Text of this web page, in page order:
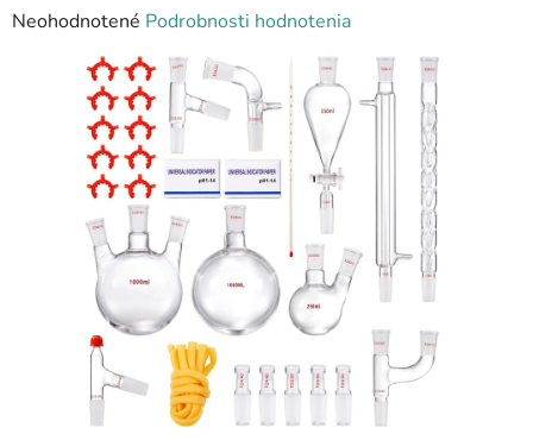
Priemerné
hodnotenie
hviezdičiek.
Neohodnotené Podrobnosti hodnotenia